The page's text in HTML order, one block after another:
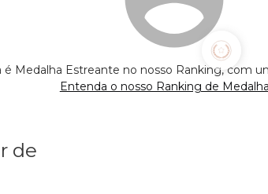
é Medalha Estreante no nosso Ranking, com
Entenda o nosso Ranking de
de